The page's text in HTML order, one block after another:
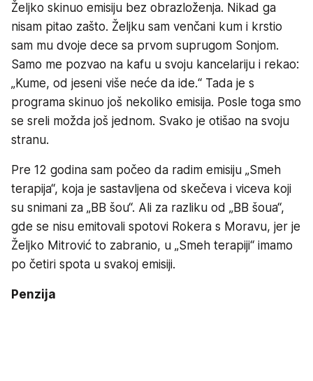
Željko skinuo emisiju bez obrazloženja. Nikad ga
nisam pitao zašto. Željku sam venčani kum i krstio
sam mu dvoje dece sa prvom suprugom Sonjom.
Samo me pozvao na kafu u svoju kancelariju i rekao:
„Kume, od jeseni više neće da ide.“ Tada je s
programa skinuo još nekoliko emisija. Posle toga smo
se sreli možda još jednom. Svako je otišao na svoju
stranu.
Pre 12 godina sam počeo da radim emisiju „Smeh
terapija“, koja je sastavljena od skečeva i viceva koji
su snimani za „BB šou“. Ali za razliku od „BB šoua“,
gde se nisu emitovali spotovi Rokera s Moravu, jer je
Željko Mitrović to zabranio, u „Smeh terapiji“ imamo
po četiri spota u svakoj emisiji.
Penzija